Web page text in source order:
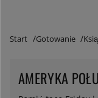
Start Gotowanie
AMERYKA